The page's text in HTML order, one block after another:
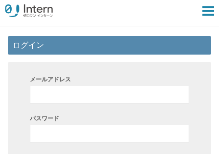
ログイン
メールアドレス
パスワード